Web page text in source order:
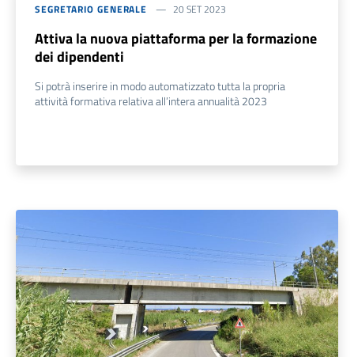
SEGRETARIO GENERALE 20 SET 2023
Attiva la nuova piattaforma per la formazione
dei dipendenti
Si potrà inserire in modo automatizzato tutta la propria
attività formativa relativa all’intera annualità 2023